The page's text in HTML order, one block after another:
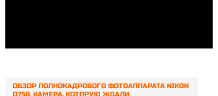
ОБЗОР ПОЛНОКАДРОВОГО ФОТОАППАРАТА NIKON
D750. КАМЕРА, КОТОРУЮ ЖДАЛИ